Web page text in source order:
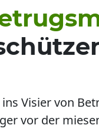
Visier von
vor der